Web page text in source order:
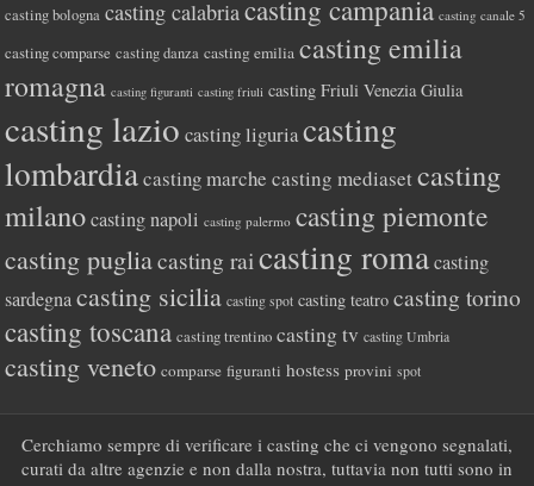
casting bologna casting calabriacasting campania casting canale 5
casting comparse casting danza casting emilia casting emilia
romagna casting figuranti casting friuli casting Friuli Venezia Giulia
casting lazio casting liguriacasting
lombardiacasting marche casting mediasetcasting
milano casting napoli casting palermo casting piemonte
casting pugliacasting rai casting roma casting
sardegna casting sicilia casting spot casting teatro casting torino
casting toscana casting trentino casting tv casting Umbria
casting veneto comparse figuranti hostess provini spot
Cerchiamo sempre di verificare i casting che ci vengono segnalati,
curati da altre agenzie e non dalla nostra, tuttavia non tutti sono in